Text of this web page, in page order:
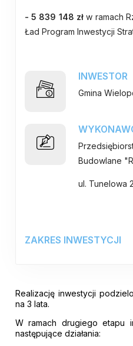
- 5 839 148 złw ramach
Ład Program Inwestycji
INWESTOR
Gmina
Budowlane
ul. Tunelowa
ZAKRES INWESTYCJI
Realizację inwestycji
na 3 lata.
W ramach drugiego etapu
następujące działania: